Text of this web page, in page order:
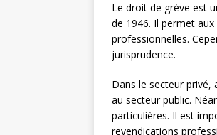
Le droit de grève est
de 1946. Il permet
professionnelles.
jurisprudence.
Dans le secteur privé,
au secteur public.
particulières. Il est
revendications